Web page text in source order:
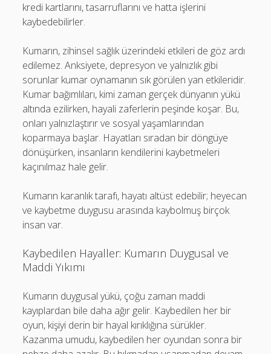
kredi kartlarını, tasarruflarını ve hatta işlerini
kaybedebilirler.
Kumarın, zihinsel sağlık üzerindeki etkileri de göz ardı
edilemez. Anksiyete, depresyon ve yalnızlık gibi
sorunlar kumar oynamanın sık görülen yan etkileridir.
Kumar bağımlıları, kimi zaman gerçek dünyanın yükü
altında ezilirken, hayali zaferlerin peşinde koşar. Bu,
onları yalnızlaştırır ve sosyal yaşamlarından
koparmaya başlar. Hayatları sıradan bir döngüye
dönüşürken, insanların kendilerini kaybetmeleri
kaçınılmaz hale gelir.
Kumarın karanlık tarafı, hayatı altüst edebilir; heyecan
ve kaybetme duygusu arasında kaybolmuş birçok
insan var.
Kaybedilen Hayaller: Kumarın Duygusal ve
Maddi Yıkımı
Kumarın duygusal yükü, çoğu zaman maddi
kayıplardan bile daha ağır gelir. Kaybedilen her bir
oyun, kişiyi derin bir hayal kırıklığına sürükler.
Kazanma umudu, kaybedilen her oyundan sonra bir